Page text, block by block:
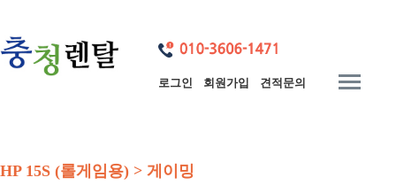
로그인 회원가입 견적문의
HP 15S (롤게임용) > 게이밍